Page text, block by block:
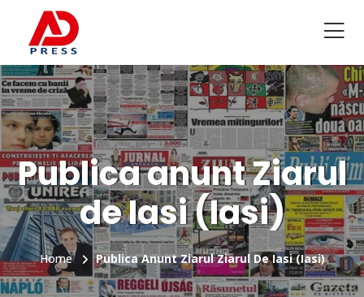
Publica anunt Ziarul
de Iasi (Iasi)
Home Publica Anunt Ziarul Ziarul De Iasi (Iasi)